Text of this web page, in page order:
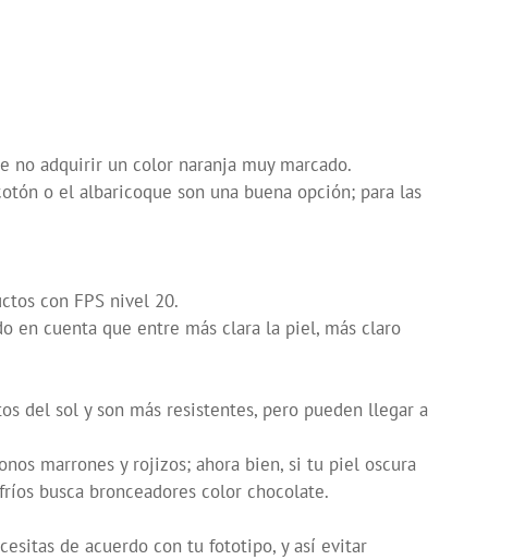
no adquirir un color naranja muy marcado.
o el albaricoque son una buena opción; para las
con FPS nivel 20.
en cuenta que entre más clara la piel, más claro
del sol y son más resistentes, pero pueden llegar a
marrones y rojizos; ahora bien, si tu piel oscura
busca bronceadores color chocolate.
de acuerdo con tu fototipo, y así evitar